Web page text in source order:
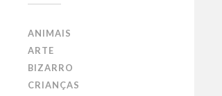
ANIMAIS
ARTE
BIZARRO
CRIANÇAS